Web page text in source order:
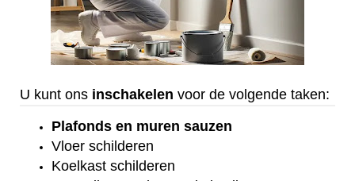
U kunt ons inschakelen voor de volgende taken:
Plafonds en muren sauzen
Vloer schilderen
Koelkast schilderen